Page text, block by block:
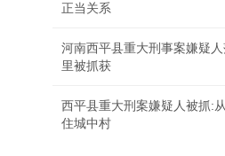
正当关系
河南西平县重大刑事案嫌疑
里被抓获
西平县重大刑案嫌疑人被抓:
住城中村